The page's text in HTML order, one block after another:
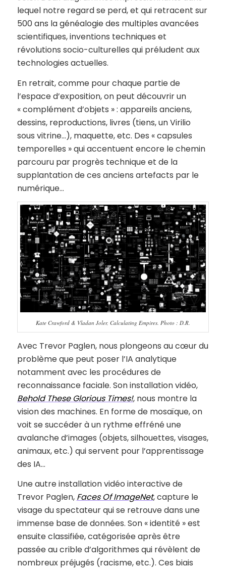
lequel notre regard se perd, et qui retracent sur
500 ans la généalogie des multiples avancées
scientifiques, inventions techniques et
révolutions socio-culturelles qui préludent aux
technologies actuelles.
En retrait, comme pour chaque partie de
l’espace d’exposition, on peut découvrir un
« complément d’objets » : appareils anciens,
dessins, reproductions, livres (tiens, un Virilio
sous vitrine…), maquette, etc. Des « capsules
temporelles » qui accentuent encore le chemin
parcouru par progrès technique et de la
supplantation de ces anciens artefacts par le
numérique…
Kate Crawford & Vladan Joler, Calculating Empires. Photo : D.R.
Avec Trevor Paglen, nous plongeons au cœur du
problème que peut poser l’IA analytique
notamment avec les procédures de
reconnaissance faciale. Son installation vidéo,
Behold These Glorious Times!, nous montre la
vision des machines. En forme de mosaïque, on
voit se succéder à un rythme effréné une
avalanche d’images (objets, silhouettes, visages,
animaux, etc.) qui servent pour l’apprentissage
des IA…
Une autre installation vidéo interactive de
Trevor Paglen, Faces Of ImageNet, capture le
visage du spectateur qui se retrouve dans une
immense base de données. Son « identité » est
ensuite classifiée, catégorisée après être
passée au crible d’algorithmes qui révèlent de
nombreux préjugés (racisme, etc.). Ces biais